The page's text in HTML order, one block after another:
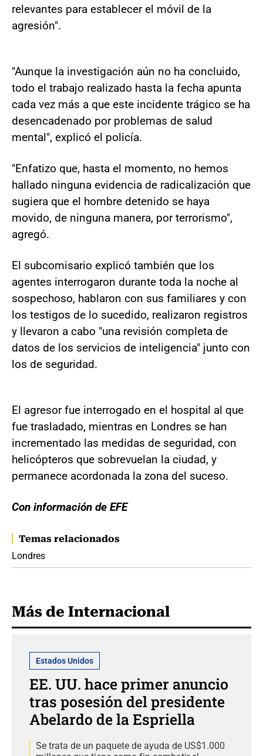
relevantes para establecer el móvil de la
agresión".
"Aunque la investigación aún no ha concluido,
todo el trabajo realizado hasta la fecha apunta
cada vez más a que este incidente trágico se ha
desencadenado por problemas de salud
mental", explicó el policía.
"Enfatizo que, hasta el momento, no hemos
hallado ninguna evidencia de radicalización que
sugiera que el hombre detenido se haya
movido, de ninguna manera, por terrorismo",
agregó.
El subcomisario explicó también que los
agentes interrogaron durante toda la noche al
sospechoso, hablaron con sus familiares y con
los testigos de lo sucedido, realizaron registros
y llevaron a cabo "una revisión completa de
datos de los servicios de inteligencia" junto con
los de seguridad.
El agresor fue interrogado en el hospital al que
fue trasladado, mientras en Londres se han
incrementado las medidas de seguridad, con
helicópteros que sobrevuelan la ciudad, y
permanece acordonada la zona del suceso.
Con información de EFE
Temas relacionados
Londres
Más de Internacional
Estados Unidos
EE. UU. hace primer anuncio
tras posesión del presidente
Abelardo de la Espriella
Se trata de un paquete de ayuda de US$1.000